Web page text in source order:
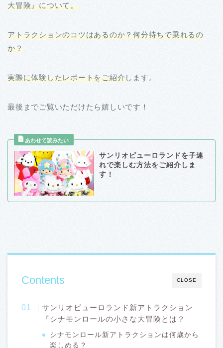
大冒険』について。
アトラクションのコツはあるのか？何分待ちで乗れるの
か？
実際に体験したレポートをご紹介します。
最後までご覧いただけたら嬉しいです！
サンリオピューロランドを子連
れで楽しむ方法をご紹介しま
す！
CLOSE
Contents
サンリオピューロランド新アトラクション
『シナモンロールの小さな大冒険とは？
シナモンロール新アトラクションは何歳から
楽しめる？